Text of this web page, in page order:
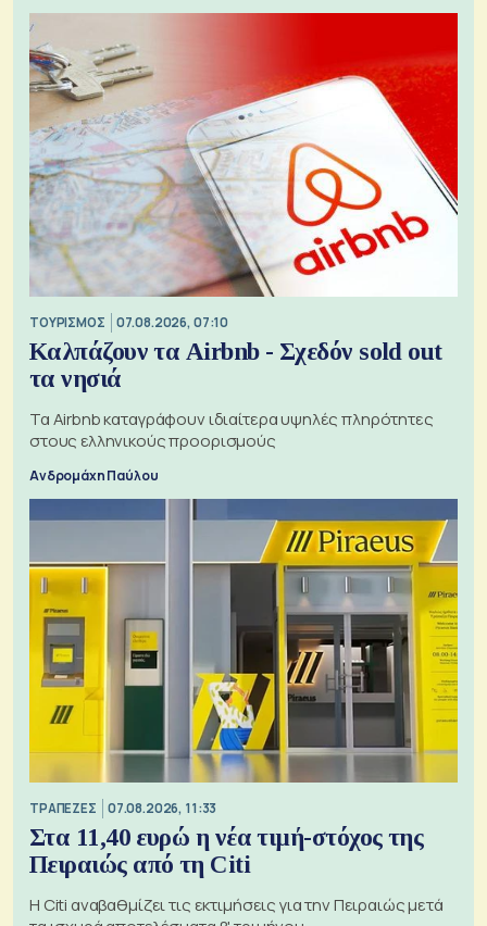
ΤΟΥΡΙΣΜΟΣ 07.08.2026, 07:10
Καλπάζουν τα Airbnb - Σχεδόν sold out
τα νησιά
Τα Airbnb καταγράφουν ιδιαίτερα υψηλές πληρότητες
στους ελληνικούς προορισμούς
Ανδρομάχη Παύλου
ΤΡΑΠΕΖΕΣ 07.08.2026, 11:33
Στα 11,40 ευρώ η νέα τιμή-στόχος της
Πειραιώς από τη Citi
Η Citi αναβαθμίζει τις εκτιμήσεις για την Πειραιώς μετά